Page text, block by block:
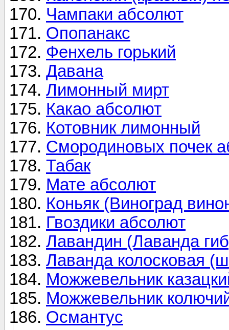
Чампаки абсолют
Опопанакс
Фенхель горький
Давана
Лимонный мирт
Какао абсолют
Котовник лимонный
Смородиновых почек
Табак
Мате абсолют
Коньяк (Виноград
Гвоздики абсолют
Лавандин (Лаванда
Лаванда колосковая
Можжевельник
Можжевельник
Османтус